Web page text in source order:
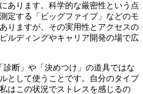
あります。科学的な厳密性という点
定する「ビッグファイブ」などのモ
りますが、その実用性とアクセスの
ルディングやキャリア開発の場で広
断」や「決めつけ」の道具ではな
として使うことです。自分のタイプ
はこの状況でストレスを感じるの